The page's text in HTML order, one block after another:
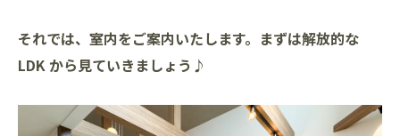
それでは、室内をご案内いたします。まずは解放的な
LDK から見ていきましょう♪